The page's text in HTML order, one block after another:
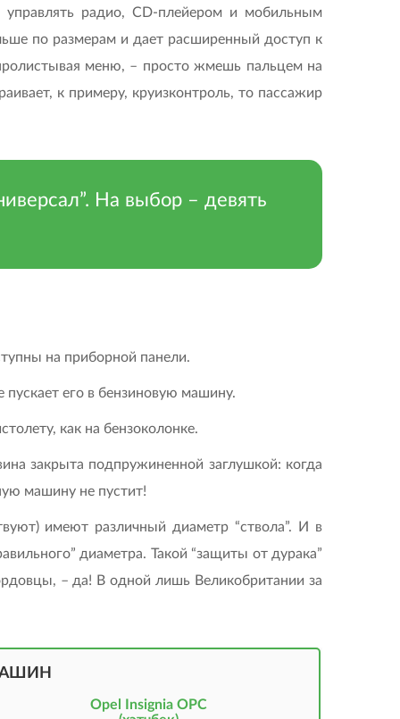
управлять радио, CD-плейером и мобильным
по размерам и дает расширенный доступ к
меню, – просто жмешь пальцем на
к примеру, круизконтроль, то пассажир
На выбор – девять
на приборной панели.
пускает его в бензиновую машину.
как на бензоколонке.
закрыта подпружиненной заглушкой: когда
машину не пустит!
имеют различный диаметр “ствола”. И в
диаметра. Такой “защиты от дурака”
– да! В одной лишь Великобритании за
Opel Insignia OPC